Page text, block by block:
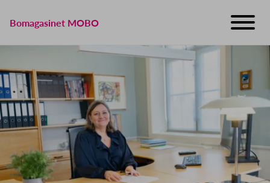
Bomagasinet MOBO